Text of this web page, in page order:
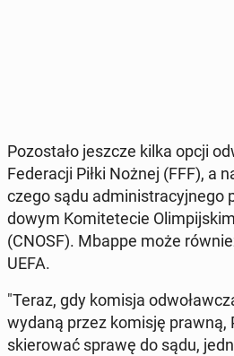
Po­zo­sta­ło jeszcze kilka opcji
Fe­de­ra­cji Piłki Nożnej (FFF), a
cze­go sądu ad­mi­ni­stra­cyj­ne­go
do­wym Ko­mi­te­te­cie
(CNOSF). Mbappe może
UEFA.
"Teraz, gdy komisja
wydaną przez komisję prawną,
skie­ro­wać sprawę do sądu,